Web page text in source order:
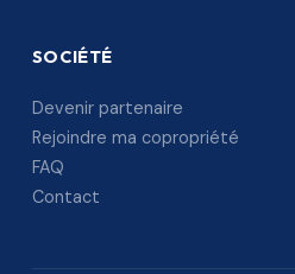
SOCIÉTÉ
Devenir partenaire
Rejoindre ma copropriété
FAQ
Contact